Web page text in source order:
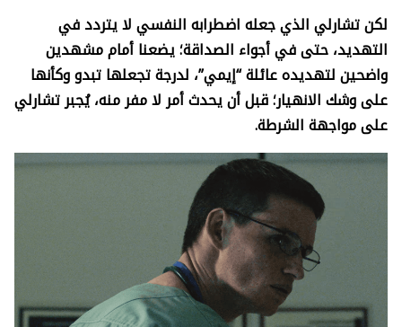
لكن تشارلي الذي جعله اضطرابه النفسي لا يتردد في
التهديد، حتى في أجواء الصداقة؛ يضعنا أمام مشهدين
واضحين لتهديده عائلة “إيمي”، لدرجة تجعلها تبدو وكأنها
على وشك الانهيار؛ قبل أن يحدث أمر لا مفر منه، يُجبر تشارلي
على مواجهة الشرطة.